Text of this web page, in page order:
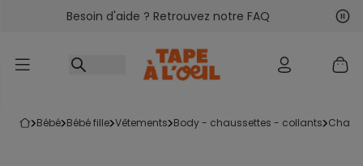
Accéder au contenu
Besoin d'aide ? Retrouvez notre FAQ
bébé bébé fille vêtements body - chaussettes - collants